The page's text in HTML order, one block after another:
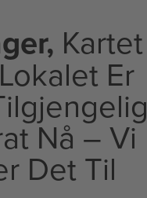
Kartet
Er
Nå – Vi
Det Til